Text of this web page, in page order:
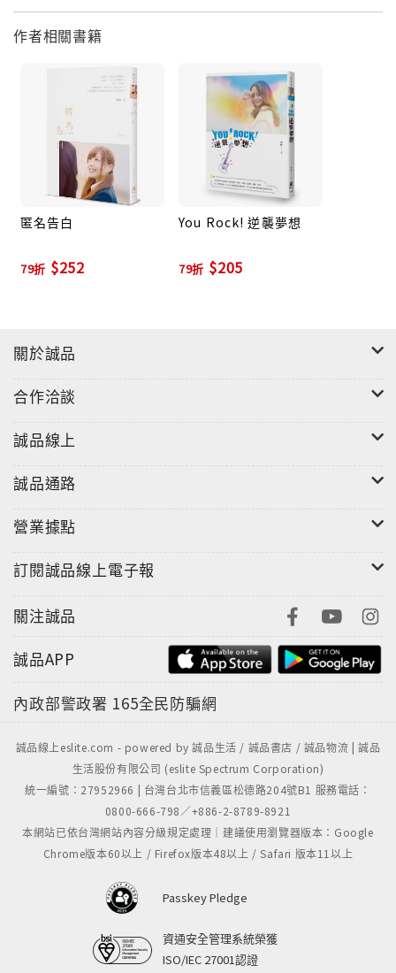
作者相關書籍
匿名告白
79折 $252
You Rock! 逆襲夢想
79折 $205
關於誠品
合作洽談
誠品線上
誠品通路
營業據點
訂閱誠品線上電子報
關注誠品
誠品APP
內政部警政署 165全民防騙網
誠品線上eslite.com - powered by 誠品生活 / 誠品書店 / 誠品物流 | 誠品
生活股份有限公司 (eslite Spectrum Corporation)
統一編號：27952966 | 台灣台北市信義區松德路204號B1 服務電話：
0800-666-798／+886-2-8789-8921
本網站已依台灣網站內容分級規定處理｜建議使用瀏覽器版本：Google
Chrome版本60以上 / Firefox版本48以上 / Safari 版本11以上
Passkey Pledge
資通安全管理系統榮獲
ISO/IEC 27001認證